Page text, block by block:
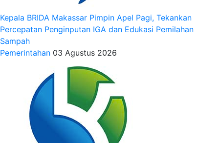
Kepala BRIDA Makassar Pimpin Apel Pagi, Tekankan
Percepatan Penginputan IGA dan Edukasi Pemilahan
Sampah
Pemerintahan 03 Agustus 2026